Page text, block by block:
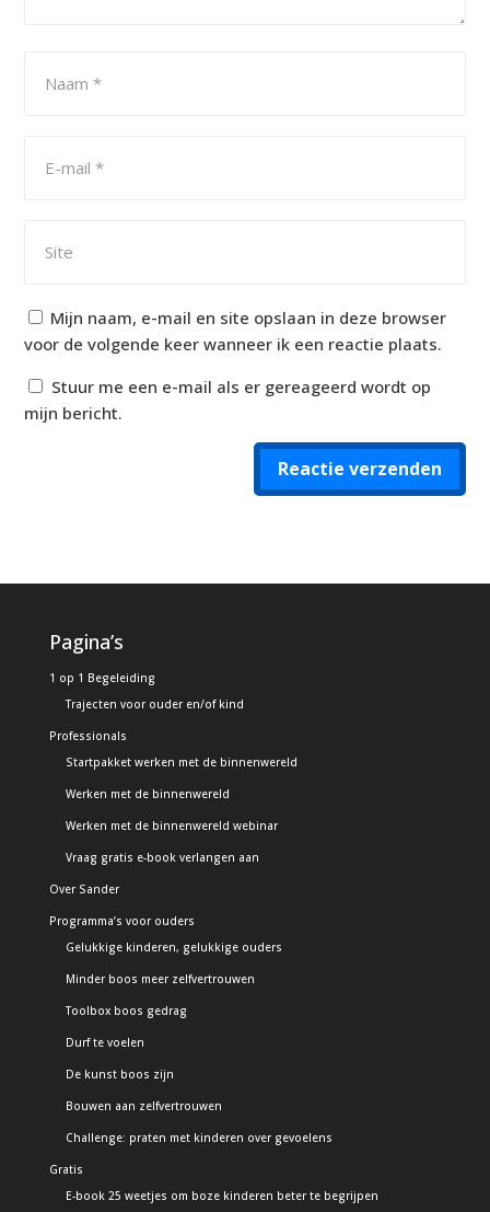
Mijn naam, e-mail en site opslaan in deze browser
voor de volgende keer wanneer ik een reactie plaats.
Stuur me een e-mail als er gereageerd wordt op
mijn bericht.
Reactie verzenden
Pagina’s
1 op 1 Begeleiding
Trajecten voor ouder en/of kind
Professionals
Startpakket werken met de binnenwereld
Werken met de binnenwereld
Werken met de binnenwereld webinar
Vraag gratis e-book verlangen aan
Over Sander
Programma’s voor ouders
Gelukkige kinderen, gelukkige ouders
Minder boos meer zelfvertrouwen
Toolbox boos gedrag
Durf te voelen
De kunst boos zijn
Bouwen aan zelfvertrouwen
Challenge: praten met kinderen over gevoelens
Gratis
E-book 25 weetjes om boze kinderen beter te begrijpen